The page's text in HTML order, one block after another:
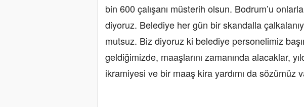
bin 600 çalışanı müsterih olsun. Bodrum’u
diyoruz. Belediye her gün bir skandalla
mutsuz. Biz diyoruz ki belediye personelimiz
geldiğimizde, maaşlarını zamanında alacaklar,
ikramiyesi ve bir maaş kira yardımı da sözümüz